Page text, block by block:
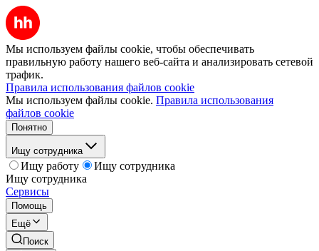
Мы используем файлы cookie, чтобы обеспечивать
правильную работу нашего веб-сайта и анализировать сетевой
трафик.
Правила использования файлов cookie
Мы используем файлы cookie. Правила использования
файлов cookie
Понятно
Ищу сотрудника
Ищу работу
Ищу сотрудника
Ищу сотрудника
Сервисы
Помощь
Ещё
Поиск